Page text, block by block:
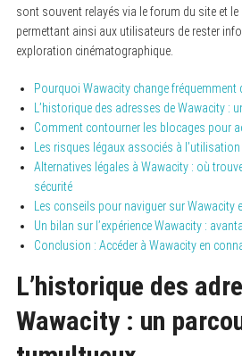
sont souvent relayés via le forum du site et le
permettant ainsi aux utilisateurs de rester
exploration cinématographique.
Pourquoi Wawacity change fréquemment
L’historique des adresses de Wawacity :
Comment contourner les blocages pour
Les risques légaux associés à
Alternatives légales à Wawacity : où
sécurité
Les conseils pour naviguer sur Wawacity
Un bilan sur l’expérience Wawacity :
Conclusion : Accéder à Wawacity en
L’historique des
Wawacity : un